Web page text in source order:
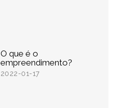
O que é o
empreendimento?
2022-01-17